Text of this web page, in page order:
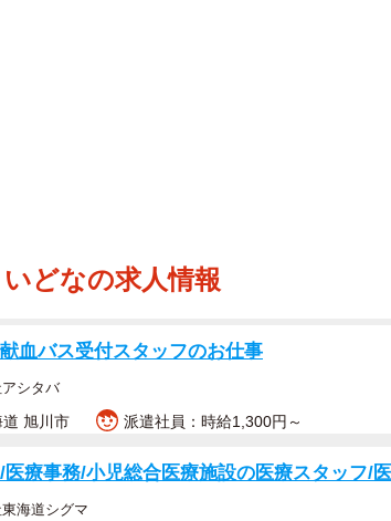
いどなの求人情報
血バス受付スタッフのお仕事
シタバ
道 旭川市 派遣社員：時給1,300円～
医療事務/小児総合医療施設の医療スタッフ/
海道シグマ